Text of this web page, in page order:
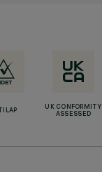
UK CONFORMITY
ASSESSED